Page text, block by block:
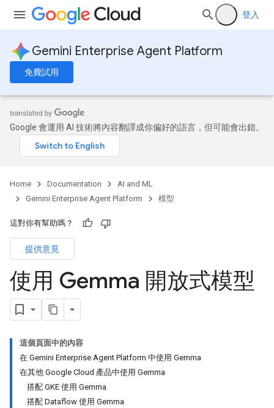
登入
Gemini Enterprise Agent Platform
免費試用
Google 會運用 AI 技術將內容翻譯成你偏好的語言，但可能會出錯。
Home Documentation
AI and ML
Gemini Enterprise Agent Platform
模型
這對你有幫助嗎？
提供意見
使用 Gemma 開放式模型
這個頁面中的內容
在 Gemini Enterprise Agent Platform 中使用 Gemma
在其他 Google Cloud 產品中使用 Gemma
搭配 GKE 使用 Gemma
搭配 Dataflow 使用 Gemma